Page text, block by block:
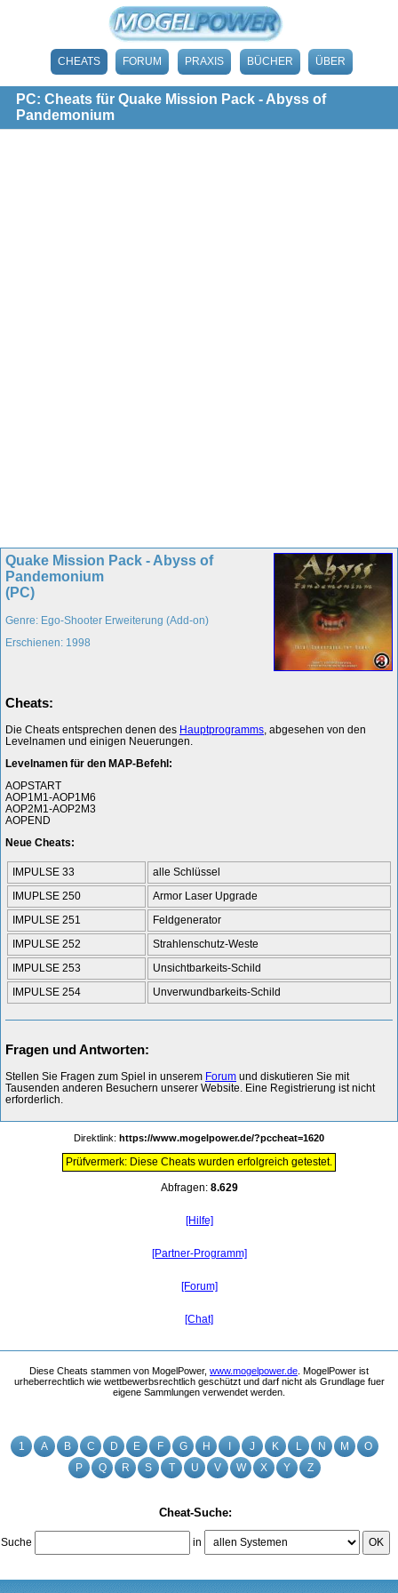
CHEATS FORUM PRAXIS BÜCHER ÜBER
PC: Cheats für Quake Mission Pack - Abyss of
Pandemonium
1 A B C D E F G H I J K L N M
O
P
Q R S T U V W X Y Z
Cheat-Suche:
Suche in OK
Quake Mission Pack - Abyss of
Pandemonium
(PC)
Genre: Ego-Shooter Erweiterung (Add-on)
Erschienen: 1998
Cheats:
Die Cheats entsprechen denen des Hauptprogramms, abgesehen von den
Levelnamen und einigen Neuerungen.
Levelnamen für den MAP-Befehl:
AOPSTART
AOP1M1-AOP1M6
AOP2M1-AOP2M3
AOPEND
Neue Cheats:
IMPULSE 33
alle Schlüssel
IMUPLSE 250
Armor Laser Upgrade
IMPULSE 251
Feldgenerator
IMPULSE 252
Strahlenschutz-Weste
IMPULSE 253
Unsichtbarkeits-Schild
IMPULSE 254
Unverwundbarkeits-Schild
Fragen und Antworten:
Stellen Sie Fragen zum Spiel in unserem Forum und diskutieren Sie mit
Tausenden anderen Besuchern unserer Website. Eine Registrierung ist nicht
erforderlich.
Direktlink: https://www.mogelpower.de/?pccheat=1620
Prüfvermerk: Diese Cheats wurden erfolgreich getestet.
Abfragen: 8.629
[Hilfe]
[Partner-Programm]
[Forum]
[Chat]
Diese Cheats stammen von MogelPower, www.mogelpower.de . MogelPower ist
urheberrechtlich wie wettbewerbsrechtlich geschützt und darf nicht als Grundlage fuer
eigene Sammlungen verwendet werden.